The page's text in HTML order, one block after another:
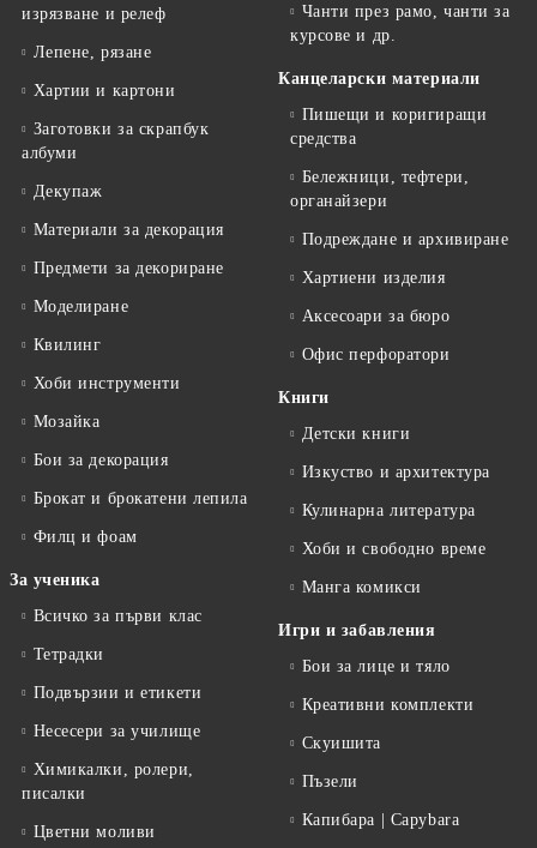
изрязване и релеф
Лепене, рязане
Хартии и картони
Заготовки за скрапбук
албуми
Декупаж
Материали за декорация
Предмети за декориране
Моделиране
Квилинг
Хоби инструменти
Мозайка
Бои за декорация
Брокат и брокатени лепила
Филц и фоам
За ученика
Всичко за първи клас
Тетрадки
Подвързии и етикети
Несесери за училище
Химикалки, ролери,
писалки
Цветни моливи
Чанти през рамо, чанти за
курсове и др.
Канцеларски материали
Пишещи и коригиращи
средства
Бележници, тефтери,
органайзери
Подреждане и архивиране
Хартиени изделия
Аксесоари за бюро
Офис перфоратори
Книги
Детски книги
Изкуство и архитектура
Кулинарна литература
Хоби и свободно време
Манга комикси
Игри и забавления
Бои за лице и тяло
Креативни комплекти
Скуишита
Пъзели
Капибара | Capybara